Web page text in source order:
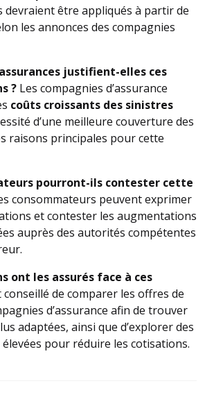
devraient être appliqués à partir de
les annonces des compagnies
justifient-elles ces
? Les compagnies d’assurance
coûts croissants des sinistres
d’une meilleure couverture des
raisons principales pour cette
pourront-ils contester cette
consommateurs peuvent exprimer
et contester les augmentations
auprès des autorités compétentes
ont les assurés face à ces
conseillé de comparer les offres de
d’assurance afin de trouver
adaptées, ainsi que d’explorer des
pour réduire les cotisations.